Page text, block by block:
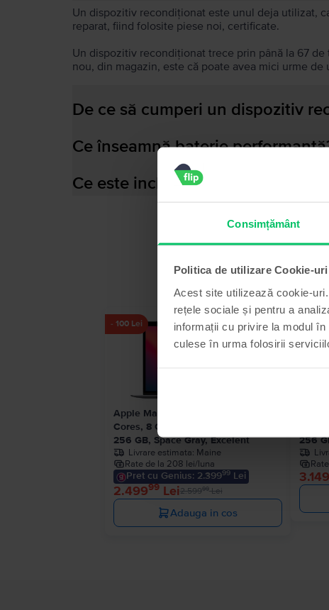
Consimțământ
Politica de utilizare Cookie-uri
Acest site utilizează cookie-
rețele sociale și pentru a
informații cu privire la modul
culese în urma folosirii
Un dispozitiv recondiționat este unul deja utilizat,
reparat, fiind folosite piese noi, certificate.
Un dispozitiv recondiționat trece prin până la 67
nou, din magazin, este că poate avea mici urme
De ce să cumperi un dispozitiv
Ce înseamnă baterie
Ce este inclus în cutia
- 100 Lei
Apple MacBook Air 13″ 2020, M1 8
Cores, 8 GB, 7 core GPU
256 GB, Space Gray, Excelent
Livrare estimata: Maine
Rate de la 208 lei/luna
Pret cu Genius: 2.39999Lei
2.49999Lei2.59999Lei
Adauga in cos
256
3.149